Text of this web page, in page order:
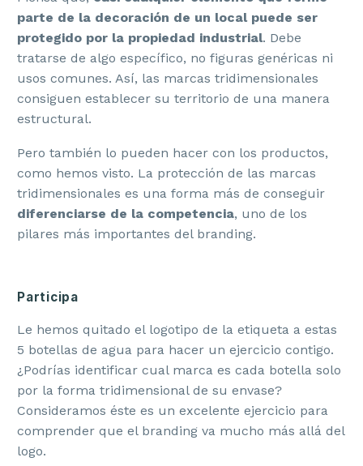
parte de la decoración de un local puede ser
protegido por la propiedad industrial. Debe
tratarse de algo específico, no figuras genéricas ni
usos comunes. Así, las marcas tridimensionales
consiguen establecer su territorio de una manera
estructural.
Pero también lo pueden hacer con los productos,
como hemos visto. La protección de las marcas
tridimensionales es una forma más de conseguir
diferenciarse de la competencia, uno de los
pilares más importantes del branding.
Participa
Le hemos quitado el logotipo de la etiqueta a estas
5 botellas de agua para hacer un ejercicio contigo.
¿Podrías identificar cual marca es cada botella solo
por la forma tridimensional de su envase?
Consideramos éste es un excelente ejercicio para
comprender que el branding va mucho más allá del
logo.